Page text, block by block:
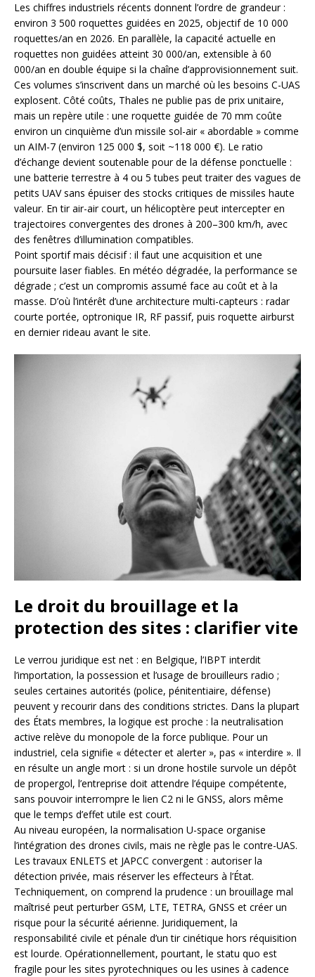
Les chiffres industriels récents donnent l’ordre de grandeur :
environ 3 500 roquettes guidées en 2025, objectif de 10 000
roquettes/an en 2026. En parallèle, la capacité actuelle en
roquettes non guidées atteint 30 000/an, extensible à 60
000/an en double équipe si la chaîne d’approvisionnement suit.
Ces volumes s’inscrivent dans un marché où les besoins C-UAS
explosent. Côté coûts, Thales ne publie pas de prix unitaire,
mais un repère utile : une roquette guidée de 70 mm coûte
environ un cinquième d’un missile sol-air « abordable » comme
un AIM-7 (environ 125 000 $, soit ~118 000 €). Le ratio
d’échange devient soutenable pour de la défense ponctuelle :
une batterie terrestre à 4 ou 5 tubes peut traiter des vagues de
petits UAV sans épuiser des stocks critiques de missiles haute
valeur. En tir air-air court, un hélicoptère peut intercepter en
trajectoires convergentes des drones à 200–300 km/h, avec
des fenêtres d’illumination compatibles.
Point sportif mais décisif : il faut une acquisition et une
poursuite laser fiables. En météo dégradée, la performance se
dégrade ; c’est un compromis assumé face au coût et à la
masse. D’où l’intérêt d’une architecture multi-capteurs : radar
courte portée, optronique IR, RF passif, puis roquette airburst
en dernier rideau avant le site.
Le droit du brouillage et la
protection des sites : clarifier vite
Le verrou juridique est net : en Belgique, l’IBPT interdit
l’importation, la possession et l’usage de brouilleurs radio ;
seules certaines autorités (police, pénitentiaire, défense)
peuvent y recourir dans des conditions strictes. Dans la plupart
des États membres, la logique est proche : la neutralisation
active relève du monopole de la force publique. Pour un
industriel, cela signifie « détecter et alerter », pas « interdire ». Il
en résulte un angle mort : si un drone hostile survole un dépôt
de propergol, l’entreprise doit attendre l’équipe compétente,
sans pouvoir interrompre le lien C2 ni le GNSS, alors même
que le temps d’effet utile est court.
Au niveau européen, la normalisation U-space organise
l’intégration des drones civils, mais ne règle pas le contre-UAS.
Les travaux ENLETS et JAPCC convergent : autoriser la
détection privée, mais réserver les effecteurs à l’État.
Techniquement, on comprend la prudence : un brouillage mal
maîtrisé peut perturber GSM, LTE, TETRA, GNSS et créer un
risque pour la sécurité aérienne. Juridiquement, la
responsabilité civile et pénale d’un tir cinétique hors réquisition
est lourde. Opérationnellement, pourtant, le statu quo est
fragile pour les sites pyrotechniques ou les usines à cadence